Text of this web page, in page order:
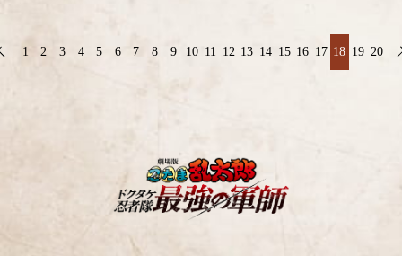
1 2 3 4 5 6 7 8 9 10 11 12 13 14 15 16 17 18 19 20